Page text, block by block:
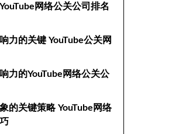
网络公关公司排名
力的关键 YouTube公关网
力的YouTube网络公关公
的关键策略 YouTube网络